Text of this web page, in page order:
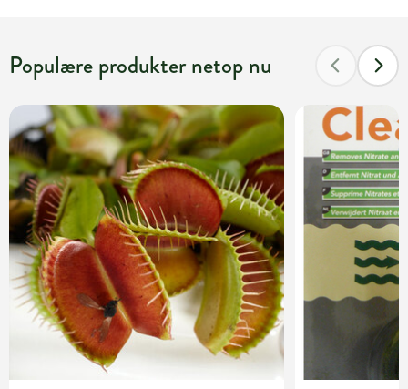
Populære produkter netop nu